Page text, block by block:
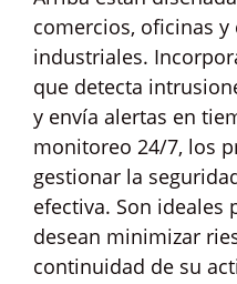
comercios, oficinas
industriales.
que detecta
y envía alertas en
monitoreo 24/7, los
gestionar la
efectiva. Son ideales
desean minimizar
continuidad de su